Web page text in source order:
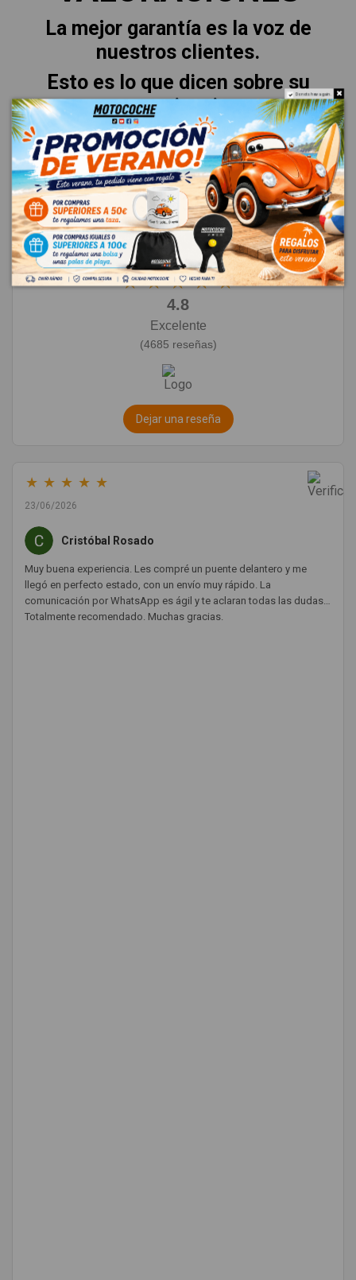
La mejor garantía es la voz de
nuestros clientes.
Esto es lo que dicen sobre su
experiencia.
★ ★ ★ ★ ★
4.8
Excelente
(4685 reseñas)
Dejar una reseña
★ ★ ★ ★ ★
23/06/2026
Cristóbal Rosado
Muy buena experiencia. Les compré un puente delantero y me
llegó en perfecto estado, con un envío muy rápido. La
comunicación por WhatsApp es ágil y te aclaran todas las dudas.
Totalmente recomendado. Muchas gracias.
Do not show again.